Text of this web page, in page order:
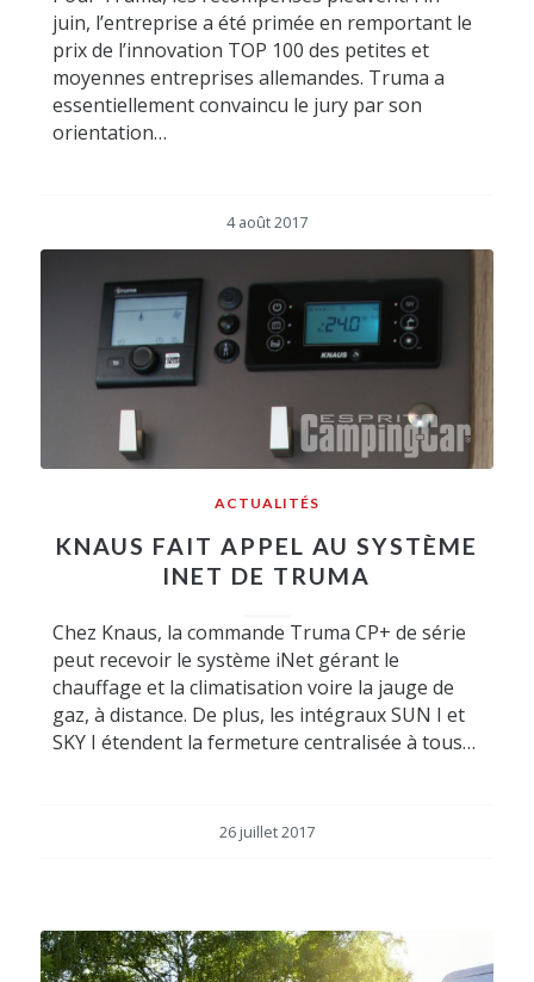
juin, l’entreprise a été primée en remportant le
prix de l’innovation TOP 100 des petites et
moyennes entreprises allemandes. Truma a
essentiellement convaincu le jury par son
orientation…
4 août 2017
ACTUALITÉS
KNAUS FAIT APPEL AU SYSTÈME
INET DE TRUMA
Chez Knaus, la commande Truma CP+ de série
peut recevoir le système iNet gérant le
chauffage et la climatisation voire la jauge de
gaz, à distance. De plus, les intégraux SUN I et
SKY I étendent la fermeture centralisée à tous…
26 juillet 2017